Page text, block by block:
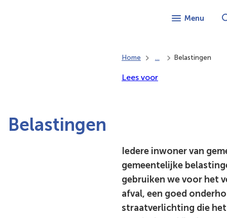
Menu
Home ... Belastingen
Lees voor
Belastingen
Iedere inwoner van
gemeentelijke
gebruiken we voor het
afval, een goed
straatverlichting die